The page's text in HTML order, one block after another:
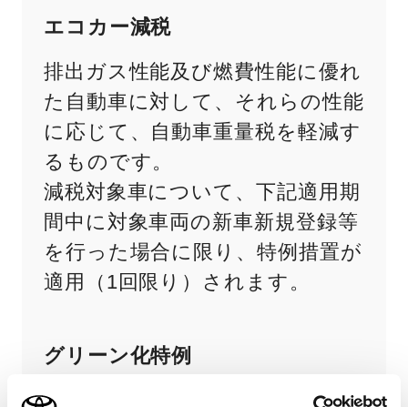
エコカー減税
排出ガス性能及び燃費性能に優れ
た自動車に対して、それらの性能
に応じて、自動車重量税を軽減す
るものです。
減税対象車について、下記適用期
間中に対象車両の新車新規登録等
を行った場合に限り、特例措置が
適用（1回限り）されます。
グリーン化特例
電気自動車、燃料自動車、プラグ